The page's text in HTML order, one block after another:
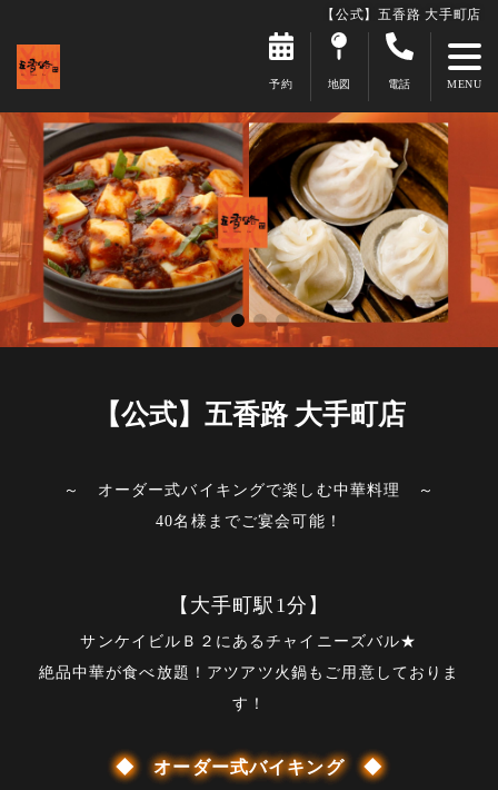
【公式】五香路 大手町店
予約 地図 電話
【公式】五香路 大手町店
～ オーダー式バイキングで楽しむ中華料理 ～
40名様までご宴会可能！
【大手町駅1分】
サンケイビルＢ２にあるチャイニーズバル★
絶品中華が食べ放題！アツアツ火鍋もご用意しておりま
す！
◆ オーダー式バイキング ◆